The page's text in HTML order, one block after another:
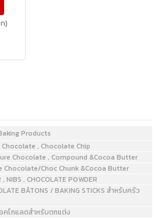
)
Products
Chocolate , Chocolate Chip
Chocolate , Compound &Cocoa Butter
Chocolate/Choc Chunk &Cocoa Butter
NIBS , CHOCOLATE POWDER
BÂTONS / BAKING STICKS สำหรับครัว
อคโกแลตสำหรับตกแต่ง